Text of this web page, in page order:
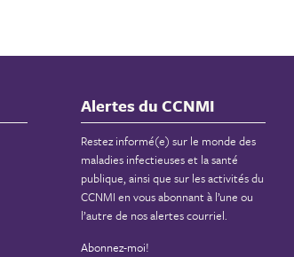
Alertes du CCNMI
Restez informé(e) sur le monde des
maladies infectieuses et la santé
publique, ainsi que sur les activités du
CCNMI en vous abonnant à l’une ou
l’autre de nos alertes courriel.
Abonnez-moi!